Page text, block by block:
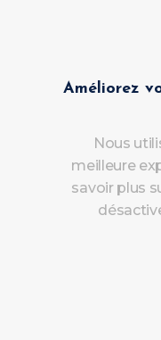
de couleurs :
tendances
Pas
Améliorez
Nous
meilleure
savoir plus